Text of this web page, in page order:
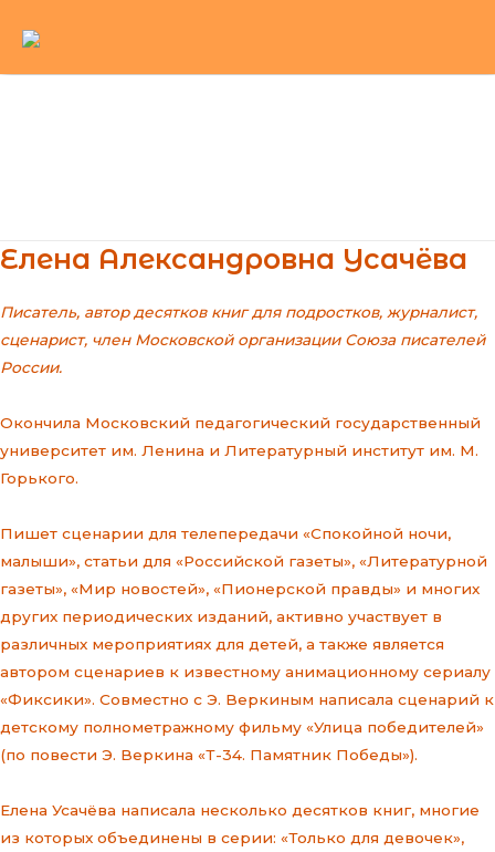
Елена Александровна Усачёва
Писатель, автор десятков книг для подростков, журналист,
сценарист, член Московской организации Союза писателей
России.
Окончила Московский педагогический государственный
университет им. Ленина и Литературный институт им. М.
Горького.
Пишет сценарии для телепередачи «Спокойной ночи,
малыши», статьи для «Российской газеты», «Литературной
газеты», «Мир новостей», «Пионерской правды» и многих
других периодических изданий, активно участвует в
различных мероприятиях для детей, а также является
автором сценариев к известному анимационному сериалу
«Фиксики». Совместно с Э. Веркиным написала сценарий к
детскому полнометражному фильму «Улица победителей»
(по повести Э. Веркина «Т-34. Памятник Победы»).
Елена Усачёва написала несколько десятков книг, многие
из которых объединены в серии: «Только для девочек»,